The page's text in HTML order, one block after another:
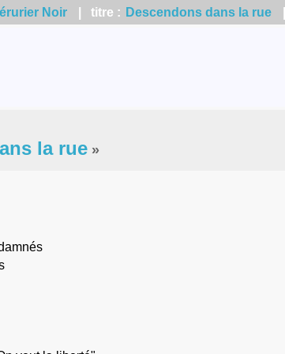
Noir | titre : Descendons dans la rue
la rue »